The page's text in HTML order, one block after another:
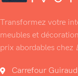
Transformez votre
meubles et
prix abordables chez
Carrefour